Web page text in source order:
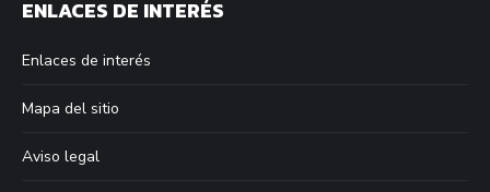
opens
new
window
opens
new
window
opens
new
window
opens
new
ENLACES DE INTERÉS
Enlaces de interés
Mapa del sitio
Aviso legal